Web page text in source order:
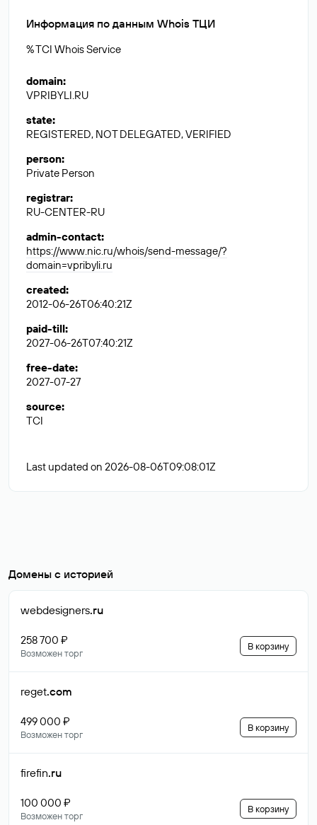
Информация по данным Whois ТЦИ
% TCI Whois Service
domain:
VPRIBYLI.RU
state:
REGISTERED, NOT DELEGATED, VERIFIED
person:
Private Person
registrar:
RU-CENTER-RU
admin-contact:
https://www.nic.ru/whois/send-message/?
domain=vpribyli.ru
created:
2012-06-26T06:40:21Z
paid-till:
2027-06-26T07:40:21Z
free-date:
2027-07-27
source:
TCI
Last updated on 2026-08-06T09:08:01Z
Домены с историей
webdesigners.ru
258 700 ₽
Возможен торг
В корзину
reget.com
499 000 ₽
Возможен торг
В корзину
firefin.ru
100 000 ₽
Возможен торг
В корзину